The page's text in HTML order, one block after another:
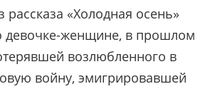
рассказа «Холодная осень»
девочке-женщине, в прошлом
возлюбленного в
войну, эмигрировавшей